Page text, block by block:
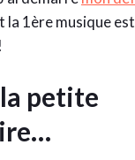
la 1ère musique est
petite